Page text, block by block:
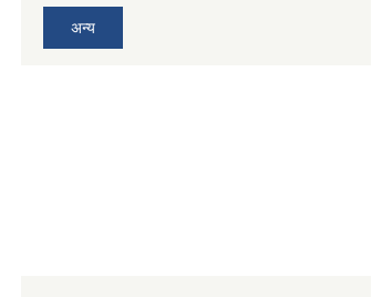
अन्य